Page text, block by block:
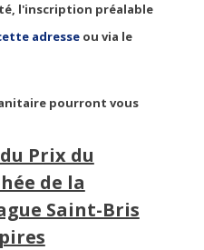
l'inscription préalable
adresseou via le
pourront vous
Prix du
de la
Saint-Bris